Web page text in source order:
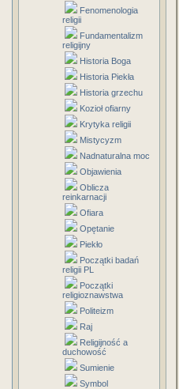
Fenomenologia
religii
Fundamentalizm
religijny
Historia Boga
Historia Piekła
Historia grzechu
Kozioł ofiarny
Krytyka religii
Mistycyzm
Nadnaturalna moc
Objawienia
Oblicza
reinkarnacji
Ofiara
Opętanie
Piekło
Początki badań
religii PL
Początki
religioznawstwa
Politeizm
Raj
Religijność a
duchowość
Sumienie
Symbol